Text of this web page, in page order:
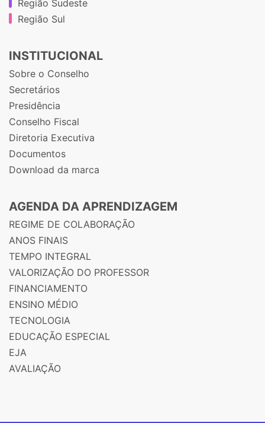
Região Sudeste
Região Sul
INSTITUCIONAL
Sobre o Conselho
Secretários
Presidência
Conselho Fiscal
Diretoria Executiva
Documentos
Download da marca
AGENDA DA APRENDIZAGEM
REGIME DE COLABORAÇÃO
ANOS FINAIS
TEMPO INTEGRAL
VALORIZAÇÃO DO PROFESSOR
FINANCIAMENTO
ENSINO MÉDIO
TECNOLOGIA
EDUCAÇÃO ESPECIAL
EJA
AVALIAÇÃO